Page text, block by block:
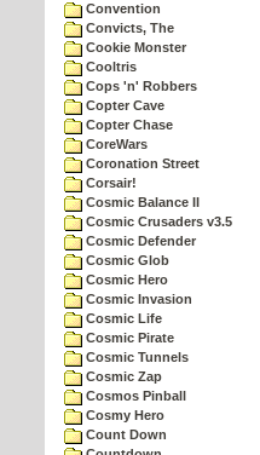
Convention
Convicts, The
Cookie Monster
Cooltris
Cops 'n' Robbers
Copter Cave
Copter Chase
CoreWars
Coronation Street
Corsair!
Cosmic Balance II
Cosmic Crusaders v3.5
Cosmic Defender
Cosmic Glob
Cosmic Hero
Cosmic Invasion
Cosmic Life
Cosmic Pirate
Cosmic Tunnels
Cosmic Zap
Cosmos Pinball
Cosmy Hero
Count Down